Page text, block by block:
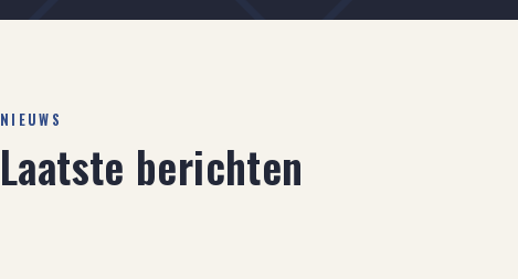
NIEUWS
Laatste berichten